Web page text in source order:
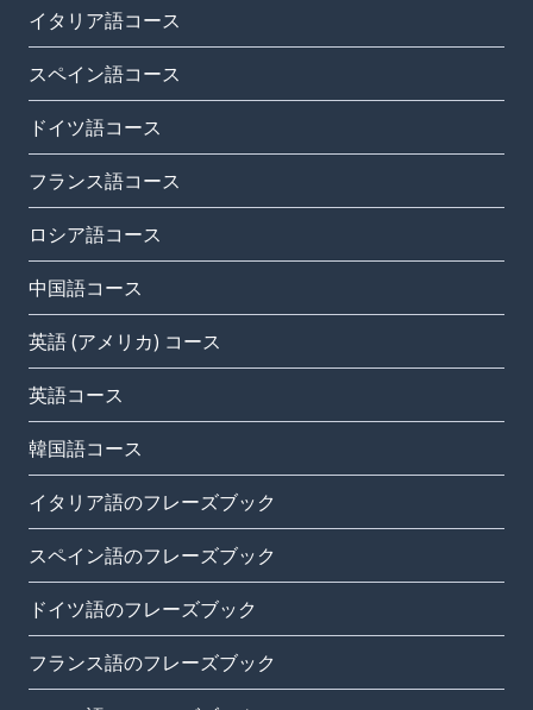
イタリア語コース
スペイン語コース
ドイツ語コース
フランス語コース
ロシア語コース
中国語コース
英語 (アメリカ) コース
英語コース
韓国語コース
イタリア語のフレーズブック
スペイン語のフレーズブック
ドイツ語のフレーズブック
フランス語のフレーズブック